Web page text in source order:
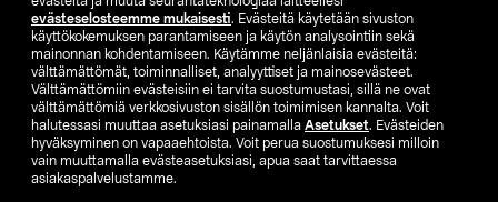
evästeselosteemme mukaisesti. Evästeitä käytetään sivuston
käyttökokemuksen parantamiseen ja käytön analysointiin sekä
mainonnan kohdentamiseen. Käytämme neljänlaisia evästeitä:
välttämättömät, toiminnalliset, analyyttiset ja mainosevästeet.
Välttämättömiin evästeisiin ei tarvita suostumustasi, sillä ne ovat
välttämättömiä verkkosivuston sisällön toimimisen kannalta. Voit
halutessasi muuttaa asetuksiasi painamalla Asetukset. Evästeiden
hyväksyminen on vapaaehtoista. Voit perua suostumuksesi milloin
vain muuttamalla evästeasetuksiasi, apua saat tarvittaessa
asiakaspalvelustamme.
SE NO FI
FI SV